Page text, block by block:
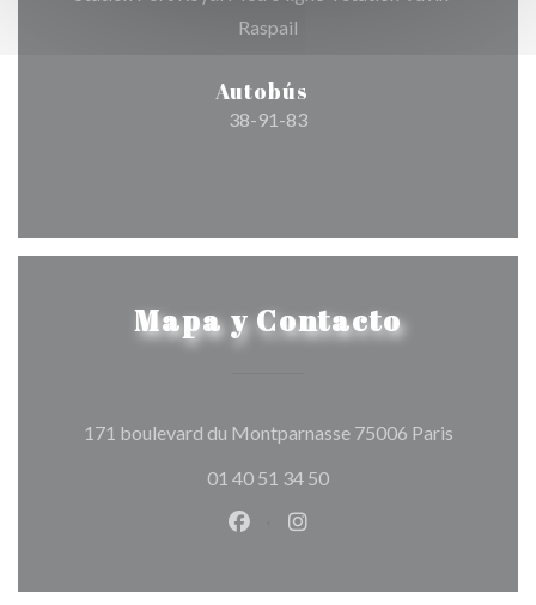
Raspail
Autobús
38-91-83
Mapa y Contacto
171 boulevard du Montparnasse 75006 Paris((abre en
01 40 51 34 50
Facebook ((abre en una nueva
Instagram ((abre en una